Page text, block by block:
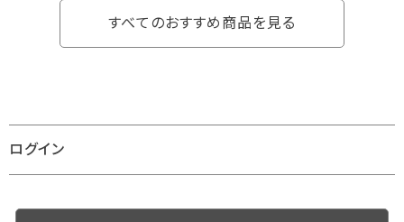
すべてのおすすめ商品を見る
ログイン